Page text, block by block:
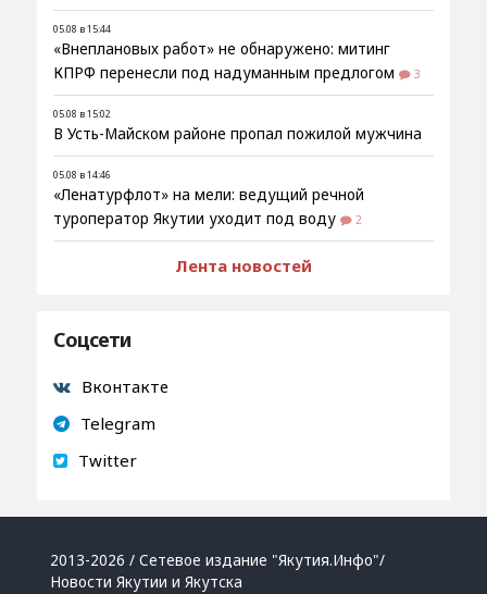
05.08 в 15:44
«Внеплановых работ» не обнаружено: митинг
КПРФ перенесли под надуманным предлогом
3
05.08 в 15:02
В Усть-Майском районе пропал пожилой мужчина
05.08 в 14:46
«Ленатурфлот» на мели: ведущий речной
туроператор Якутии уходит под воду
2
Лента новостей
Соцсети
Вконтакте
Telegram
Twitter
2013-2026 / Сетевое издание "Якутия.Инфо"/
Новости Якутии и Якутска